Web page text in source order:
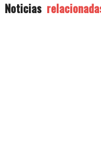
Noticias